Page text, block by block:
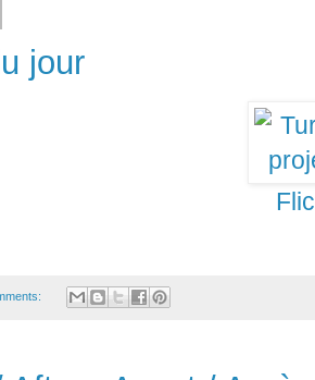
jour